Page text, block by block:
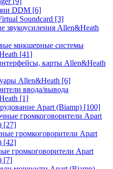
DDM [6]
Soundcard [3]
звукоусиления Allen&Heath
микшерные системы
[41]
карты Allen&Heath
Allen&Heath [6]
ввода/вывода
[1]
Apart (Biamp) [100]
громкоговорители Apart
[27]
громкоговорители Apart
[42]
громкоговорители Apart
[7]